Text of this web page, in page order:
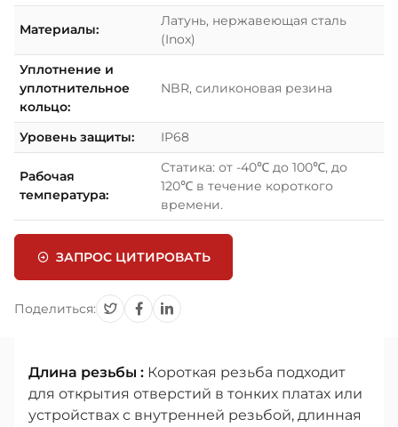
Материалы:
Латунь, нержавеющая сталь
(Inox)
Уплотнение и
уплотнительное
кольцо:
NBR, силиконовая резина
Уровень защиты: IP68
Рабочая
температура:
Статика: от -40℃ до 100℃, до
120℃ в течение короткого
времени.
ЗАПРОС ЦИТИРОВАТЬ
Поделиться:
Длина резьбы : Короткая резьба подходит
для открытия отверстий в тонких платах или
устройствах с внутренней резьбой, длинная